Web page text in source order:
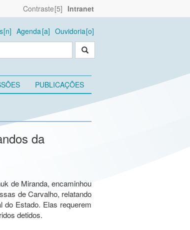
Contraste Intranet
Agenda Ouvidoria
PUBLICAÇÕES
da
de Miranda, encaminhou
de Carvalho, relatando
do Estado. Elas requerem
detidos.